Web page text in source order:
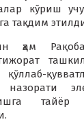
кўриш
тақдим
ҳам
назорати
тайёр